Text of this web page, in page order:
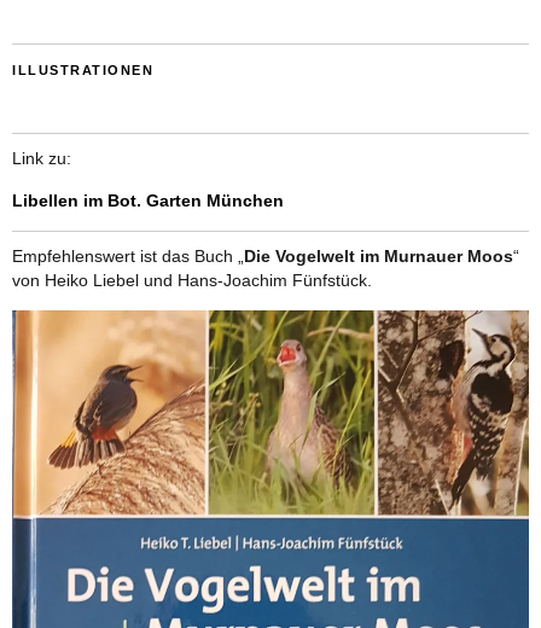
ILLUSTRATIONEN
Link zu:
Libellen im Bot. Garten München
Empfehlenswert ist das Buch „ Die Vogelwelt im Murnauer Moos“
von Heiko Liebel und Hans-Joachim Fünfstück.